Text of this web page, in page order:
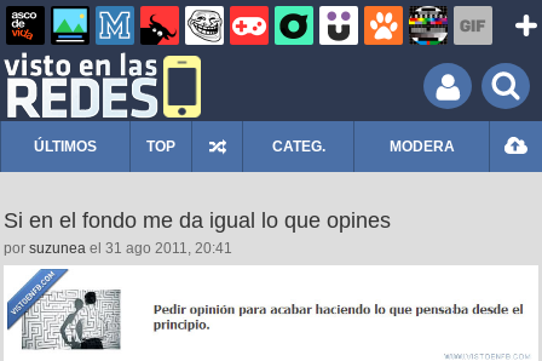
ÚLTIMOS TOP CATEG. MODERA
Si en el fondo me da igual lo que opines
por suzunea el 31 ago 2011, 20:41